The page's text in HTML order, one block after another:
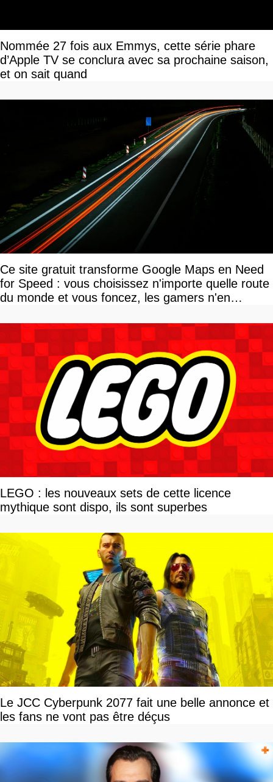
Nommée 27 fois aux Emmys, cette série phare
d’Apple TV se conclura avec sa prochaine saison,
et on sait quand
Ce site gratuit transforme Google Maps en Need
for Speed : vous choisissez n'importe quelle route
du monde et vous foncez, les gamers n'en
LEGO : les nouveaux sets de cette licence
mythique sont dispo, ils sont superbes
Le JCC Cyberpunk 2077 fait une belle annonce et
les fans ne vont pas être déçus